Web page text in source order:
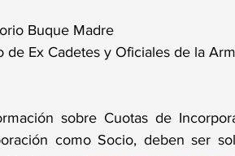
Buque Madre
de Ex Cadetes y Oficiales de la
sobre Cuotas de
como Socio, deben ser